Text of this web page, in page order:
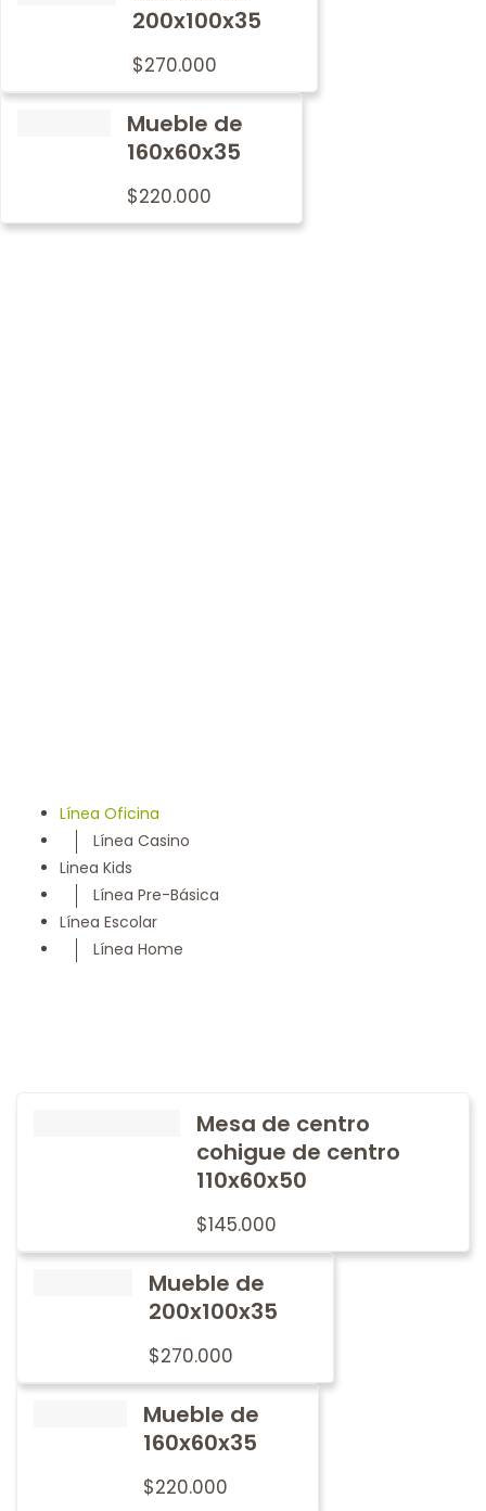
200x100x35
$270.000
Mueble de
160x60x35
$220.000
Línea Oficina
Línea Casino
Linea Kids
Línea Pre-Básica
Línea Escolar
Línea Home
Mesa de centro
cohigue de centro
110x60x50
$145.000
Mueble de
200x100x35
$270.000
Mueble de
160x60x35
$220.000